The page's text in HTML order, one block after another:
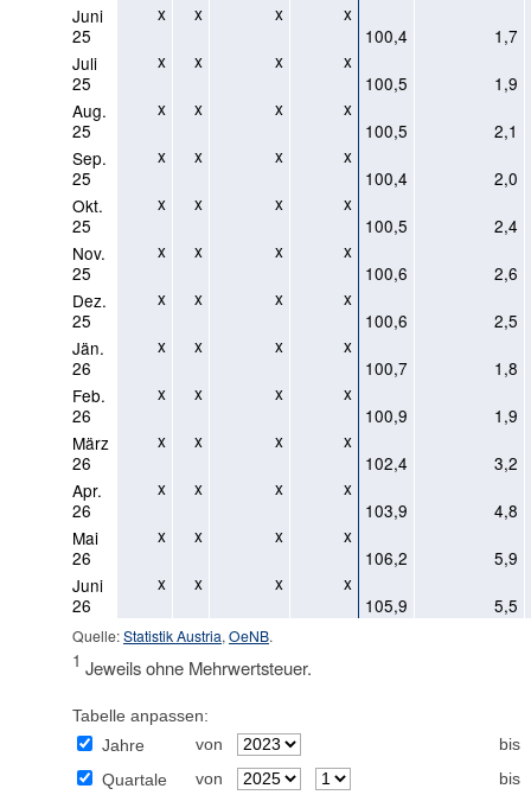
Juni
25
x x x
x
100,4
1,7
Juli
25
x x x
x
100,5
1,9
Aug.
25
x x x
x
100,5
2,1
Sep.
25
x x x
x
100,4
2,0
Okt.
25
x x x
x
100,5
2,4
Nov.
25
x x x
x
100,6
2,6
Dez.
25
x x x
x
100,6
2,5
Jän.
26
x x x
x
100,7
1,8
Feb.
26
x x x
x
100,9
1,9
März
26
x x x
x
102,4
3,2
Apr.
26
x x x
x
103,9
4,8
Mai
26
x x x
x
106,2
5,9
Juni
26
x x x
x
105,9
5,5
Quelle:Statistik Austria, OeNB.
1 Jeweils ohne Mehrwertsteuer.
Tabelle anpassen:
Jahre
von
bis
Quartale
von
bis